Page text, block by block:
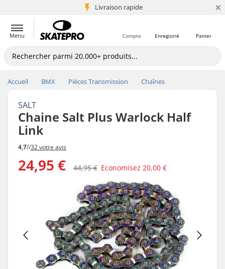
Livraison rapide
+5 mio de clients ×
Menu Panier
Enregistré
Compte
Accueil BMX Pièces Transmission Chaînes
SALT
Chaine Salt Plus Warlock Half
Link
4,7//32 votre avis
24,95 € 44,95 € Economisez 20,00 €